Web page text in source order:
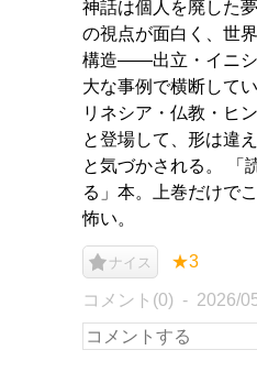
神話は個人を廃した
の視点が面白く、世
構造——出立・イニ
大な事例で横断して
リネシア・仏教・ヒ
と登場して、形は違
と気づかされる。 「
る」本。上巻だけで
怖い。
ナイス ★3
コメント(0) 2026/